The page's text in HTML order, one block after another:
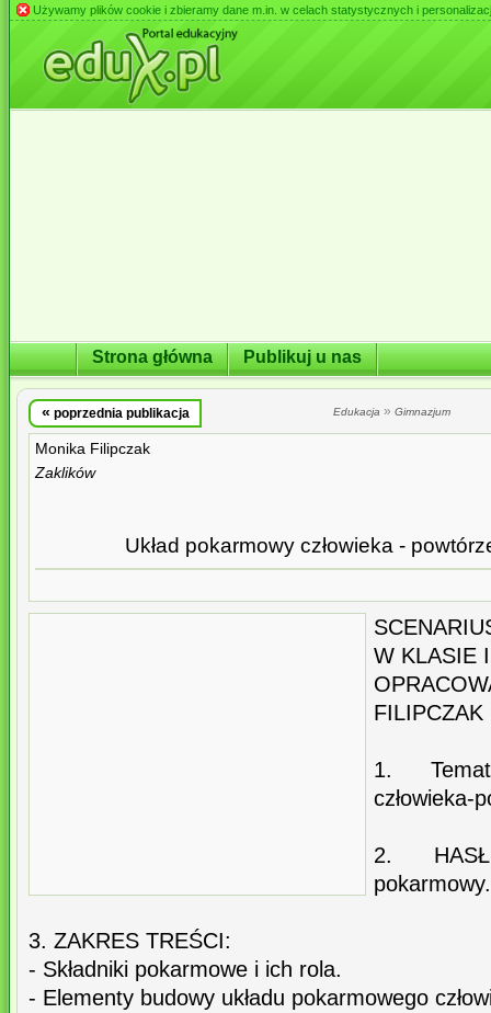
Używamy plików cookie i zbieramy dane m.in. w celach statystycznych i
Strona główna Publikuj u nas
« poprzednia publikacja Edukacja » Gimnazjum
Monika Filipczak
Zaklików
Układ pokarmowy człowieka -
W KLASIE
FILIPCZAK
1.
człowieka-
2.
pokarmowy.
3. ZAKRES TREŚCI:
- Składniki pokarmowe i ich rola.
- Elementy budowy układu pokarmowego